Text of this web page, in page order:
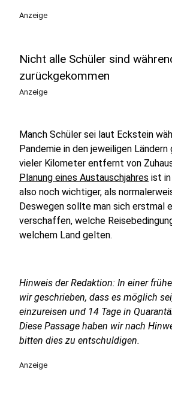
Anzeige
Nicht alle Schüler sind
zurückgekommen
Anzeige
Manch Schüler sei laut Eckstein
Pandemie in den jeweiligen
vieler Kilometer entfernt von
Planung eines Austauschjahres ist
also noch wichtiger, als
Deswegen sollte man sich erstmal
verschaffen, welche
welchem Land gelten.
Hinweis der Redaktion: In einer
wir geschrieben, dass es möglich
einzureisen und 14 Tage in
Diese Passage haben wir nach
bitten dies zu entschuldigen.
Anzeige